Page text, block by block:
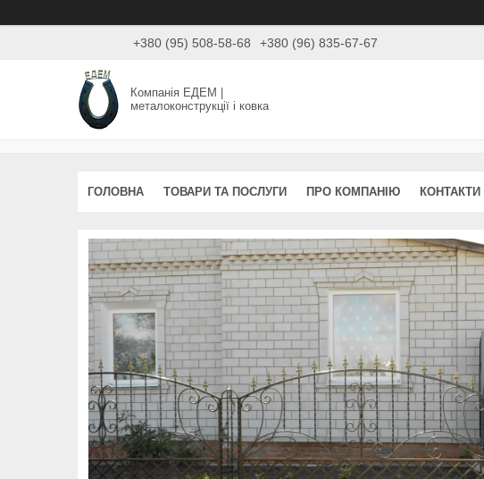
+380 (95) 508-58-68 +380 (96) 835-67-67
Компанія ЕДЕМ |
металоконструкції і ковка
ГОЛОВНА ТОВАРИ ТА ПОСЛУГИ ПРО КОМПАНІЮ КОНТАКТИ